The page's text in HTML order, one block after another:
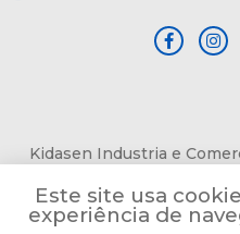
Kidasen Industria e
Bertioga, Maringá,
Este site usa
experiência de